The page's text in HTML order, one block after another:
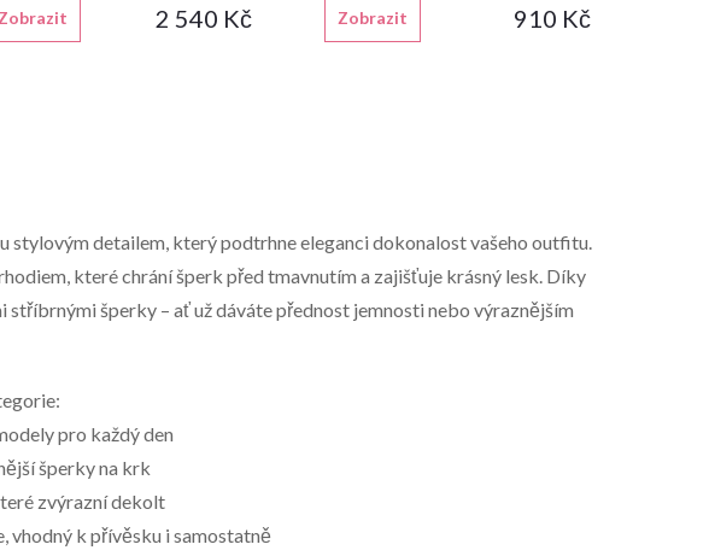
2 540 Kč
Zobrazit 910 Kč
Zobrazit
stylovým detailem, který podtrhne eleganci dokonalost vašeho outfitu.
které chrání šperk před tmavnutím a zajišťuje krásný lesk. Díky
stříbrnými šperky – ať už dáváte přednost jemnosti nebo výraznějším
pro každý den
šperky na krk
zvýrazní dekolt
vhodný k přívěsku i samostatně